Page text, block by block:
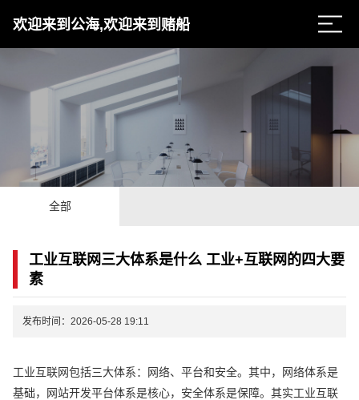
欢迎来到公海,欢迎来到赌船
全部
工业互联网三大体系是什么 工业+互联网的四大要
素
发布时间：2026-05-28 19:11
工业互联网包括三大体系：网络、平台和安全。其中，网络体系是
基础，网站开发平台体系是核心，安全体系是保障。其实工业互联